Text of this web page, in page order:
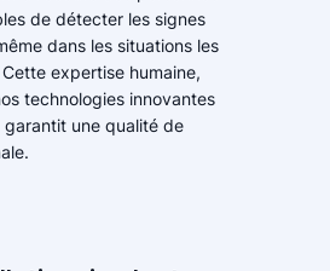
de détecter les signes
dans les situations les
expertise humaine,
technologies innovantes
une qualité de